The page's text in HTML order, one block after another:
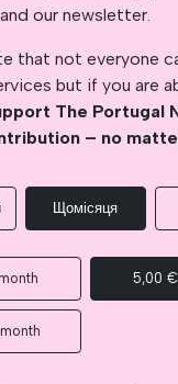
our newsletter.
that not everyone
but if you are
The Portugal
– no
Щомісяця
5,00